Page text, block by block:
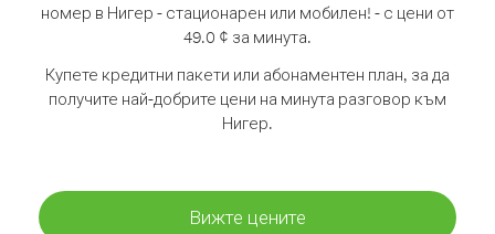
номер в Нигер - стационарен или мобилен! - с цени от
49.0 ¢ за минута.
Купете кредитни пакети или абонаментен план, за да
получите най-добрите цени на минута разговор към
Нигер.
Вижте цените